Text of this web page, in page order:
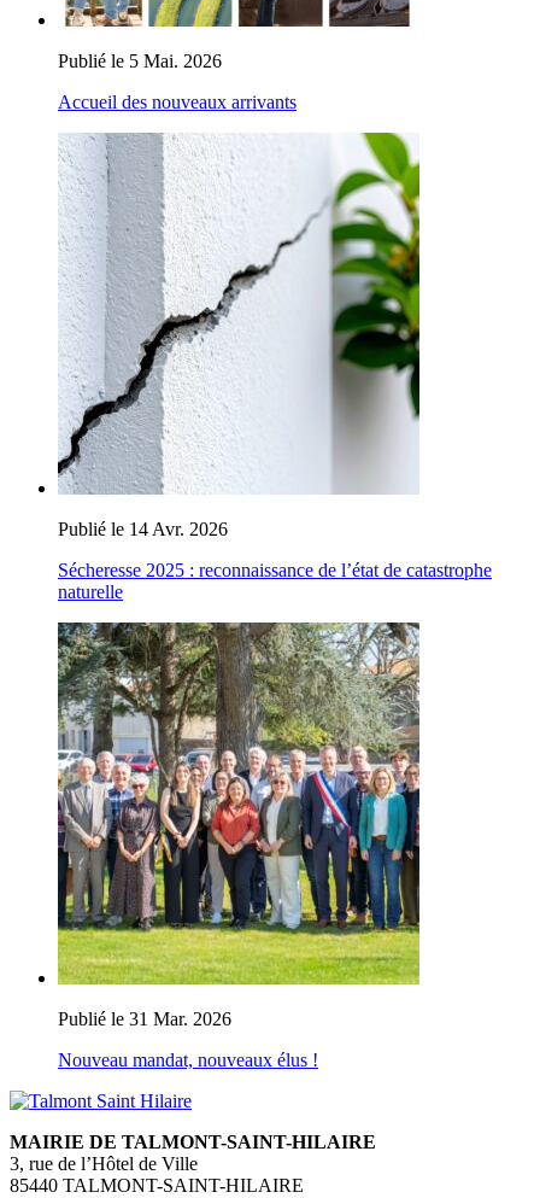
Publié le 5 Mai. 2026
Accueil des nouveaux arrivants
Publié le 14 Avr. 2026
Sécheresse 2025 : reconnaissance de l’état de catastrophe
naturelle
Publié le 31 Mar. 2026
Nouveau mandat, nouveaux élus !
MAIRIE DE TALMONT-SAINT-HILAIRE
3, rue de l’Hôtel de Ville
85440 TALMONT-SAINT-HILAIRE